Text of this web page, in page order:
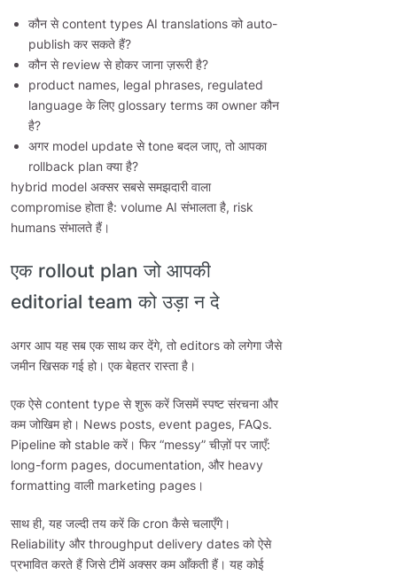
कौन से content types AI translations को auto-
publish कर सकते हैं?
कौन से review से होकर जाना ज़रूरी है?
product names, legal phrases, regulated
language के लिए glossary terms का owner कौन
है?
अगर model update से tone बदल जाए, तो आपका
rollback plan क्या है?
hybrid model अक्सर सबसे समझदारी वाला
compromise होता है: volume AI संभालता है, risk
humans संभालते हैं।
एक rollout plan जो आपकी
editorial team को उड़ा न दे
अगर आप यह सब एक साथ कर देंगे, तो editors को लगेगा जैसे
जमीन खिसक गई हो। एक बेहतर रास्ता है।
एक ऐसे content type से शुरू करें जिसमें स्पष्ट संरचना और
कम जोखिम हो। News posts, event pages, FAQs.
Pipeline को stable करें। फिर “messy” चीज़ों पर जाएँ:
long-form pages, documentation, और heavy
formatting वाली marketing pages।
साथ ही, यह जल्दी तय करें कि cron कैसे चलाएँगे।
Reliability और throughput delivery dates को ऐसे
प्रभावित करते हैं जिसे टीमें अक्सर कम आँकती हैं। यह कोई